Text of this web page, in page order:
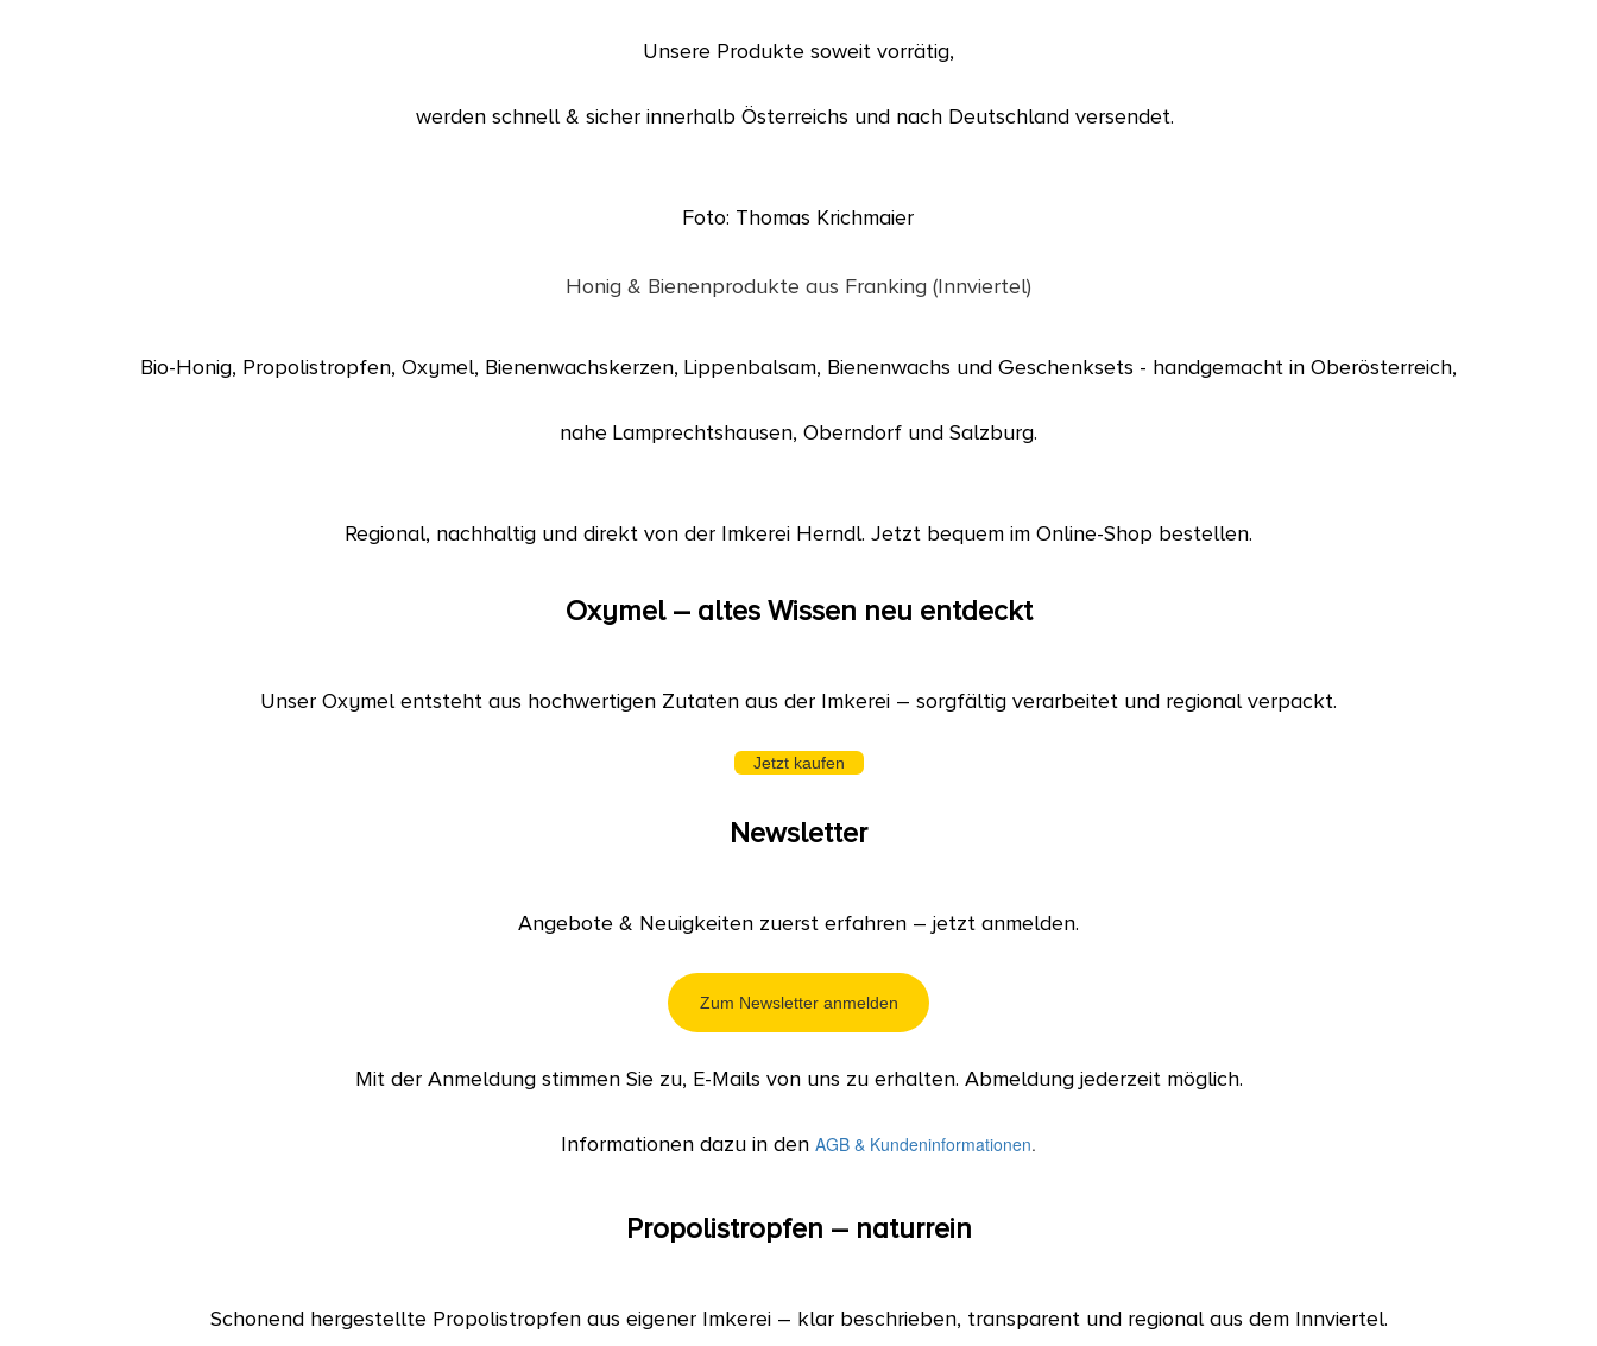
Unsere Produkte soweit vorrätig,
werden schnell & sicher innerhalb Österreichs und nach Deutschland versendet.
Foto: Thomas Krichmaier
Honig & Bienenprodukte aus Franking (Innviertel)
Bio-Honig, Propolistropfen, Oxymel, Bienenwachskerzen, Lippenbalsam, Bienenwachs und Geschenksets - handgemacht in Oberösterreich,
nahe Lamprechtshausen, Oberndorf und Salzburg.
Regional, nachhaltig und direkt von der Imkerei Herndl. Jetzt bequem im Online-Shop bestellen.
Oxymel – altes Wissen neu entdeckt
Unser Oxymel entsteht aus hochwertigen Zutaten aus der Imkerei – sorgfältig verarbeitet und regional verpackt.
Jetzt kaufen
Newsletter
Angebote & Neuigkeiten zuerst erfahren – jetzt anmelden.
Zum Newsletter anmelden
Mit der Anmeldung stimmen Sie zu, E-Mails von uns zu erhalten. Abmeldung jederzeit möglich.
Informationen dazu in den AGB & Kundeninformationen.
Propolistropfen – naturrein
Schonend hergestellte Propolistropfen aus eigener Imkerei – klar beschrieben, transparent und regional aus dem Innviertel.